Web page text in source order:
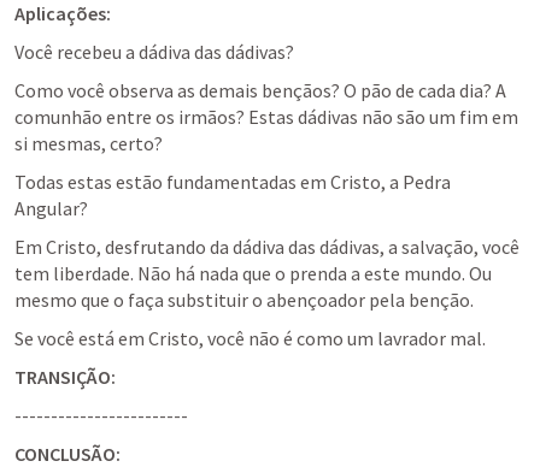
Aplicações:
Você recebeu a dádiva das dádivas?
Como você observa as demais bençãos? O pão de cada dia? A
comunhão entre os irmãos? Estas dádivas não são um fim em
si mesmas, certo?
Todas estas estão fundamentadas em Cristo, a Pedra
Angular?
Em Cristo, desfrutando da dádiva das dádivas, a salvação, você
tem liberdade. Não há nada que o prenda a este mundo. Ou
mesmo que o faça substituir o abençoador pela benção.
Se você está em Cristo, você não é como um lavrador mal.
TRANSIÇÃO:
------------------------
CONCLUSÃO: